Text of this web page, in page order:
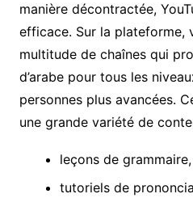
manière décontractée,
efficace. Sur la plateforme,
multitude de chaînes qui
d’arabe pour tous les
personnes plus avancées.
une grande variété de
leçons de grammaire,
tutoriels de